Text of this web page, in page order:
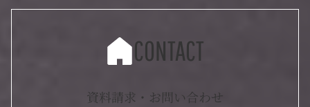
CONTACT
資料請求・お問い合わせ